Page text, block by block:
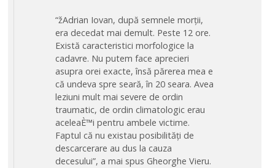
“žAdrian Iovan, după semnele morții,
era decedat mai demult. Peste 12 ore.
Există caracteristici morfologice la
cadavre. Nu putem face aprecieri
asupra orei exacte, însă părerea mea e
că undeva spre seară, în 20 seara. Avea
leziuni mult mai severe de ordin
traumatic, de ordin climatologic erau
aceleaÈ™i pentru ambele victime.
Faptul că nu existau posibilități de
descarcerare au dus la cauza
decesului”, a mai spus Gheorghe Vieru.